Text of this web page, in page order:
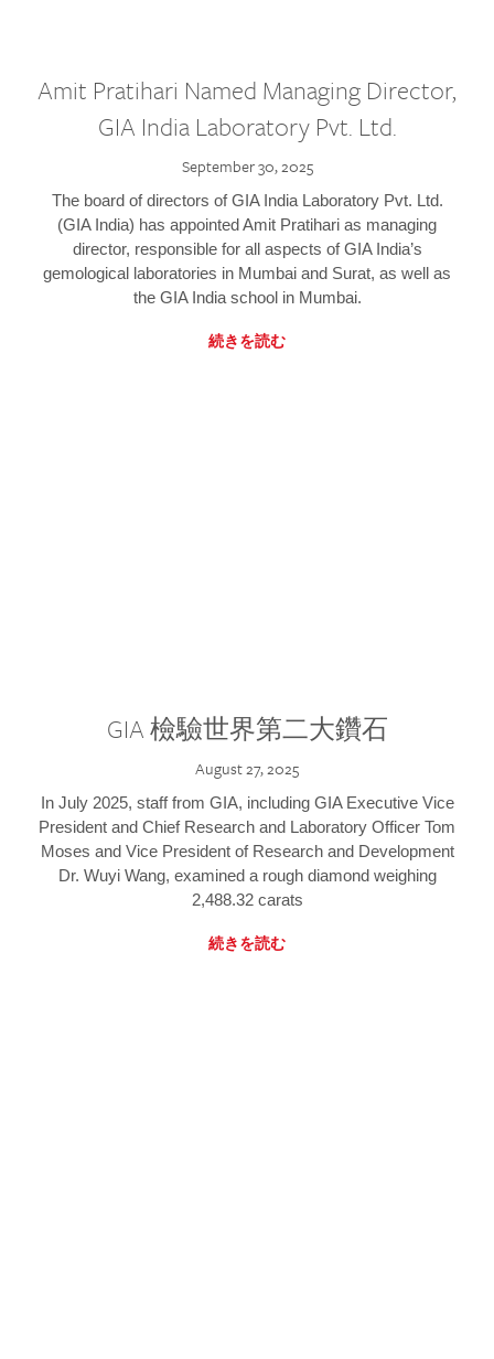
Amit Pratihari Named Managing Director,
GIA India Laboratory Pvt. Ltd.
September 30, 2025
The board of directors of GIA India Laboratory Pvt. Ltd.
(GIA India) has appointed Amit Pratihari as managing
director, responsible for all aspects of GIA India’s
gemological laboratories in Mumbai and Surat, as well as
the GIA India school in Mumbai.
続きを読む
GIA 檢驗世界第二大鑽石
August 27, 2025
In July 2025, staff from GIA, including GIA Executive Vice
President and Chief Research and Laboratory Officer Tom
Moses and Vice President of Research and Development
Dr. Wuyi Wang, examined a rough diamond weighing
2,488.32 carats
続きを読む